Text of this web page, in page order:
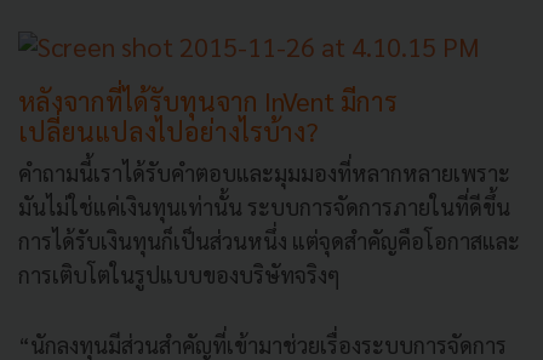
หลังจากที่ได้รับทุนจาก InVent มีการ
เปลี่ยนแปลงไปอย่างไรบ้าง?
คำถามนี้เราได้รับคำตอบและมุมมองที่หลากหลายเพราะ
มันไม่ใช่แค่เงินทุนเท่านั้น ระบบการจัดการภายในที่ดีขึ้น
การได้รับเงินทุนก็เป็นส่วนหนึ่ง แต่จุดสำคัญคือโอกาสและ
การเติบโตในรูปแบบของบริษัทจริงๆ
“นักลงทุนมีส่วนสำคัญที่เข้ามาช่วยเรื่องระบบการจัดการ